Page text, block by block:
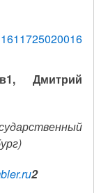
Дмитрий
2